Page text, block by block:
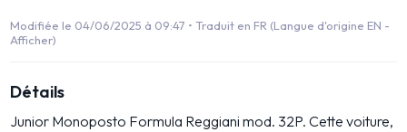
Modifiée le 04/06/2025 à 09:47 •Traduit en FR (Langue d'origine EN -
Afficher)
Détails
Junior Monoposto Formula Reggiani mod. 32P. Cette voiture,